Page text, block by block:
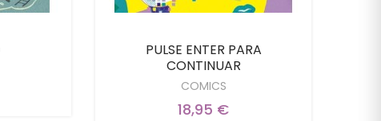
PULSE ENTER PARA
CONTINUAR
COMICS
18,95 €